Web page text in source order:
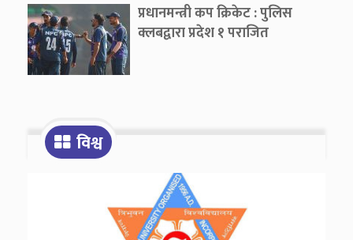
प्रधानमन्त्री कप क्रिकेट : पुलिस
क्लबद्वारा प्रदेश १ पराजित
विश्व